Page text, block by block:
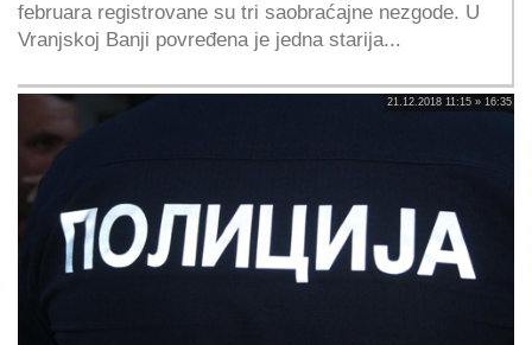
februara registrovane su tri saobraćajne nezgode. U
Vranjskoj Banji povređena je jedna starija...
21.12.2018 11:15 » 16:35